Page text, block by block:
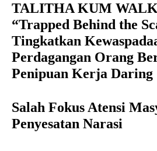
TALITHA KUM
“Trapped Behind the
Tingkatkan
Perdagangan Orang
Penipuan Kerja Daring
Salah Fokus Atensi
Penyesatan Narasi